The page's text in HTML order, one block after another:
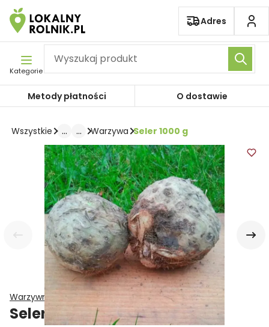
Pomiń nawigację
Adres
Kategorie
Metody płatności O dostawie
Wszystkie ... ... Warzywa Seler 1000 g
Warzywniczek Gospodarstwo Rolne
Seler